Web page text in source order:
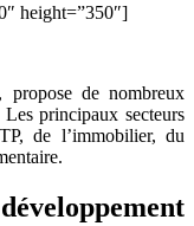
height=”350″]
propose de nombreux
principaux secteurs
de l’immobilier, du